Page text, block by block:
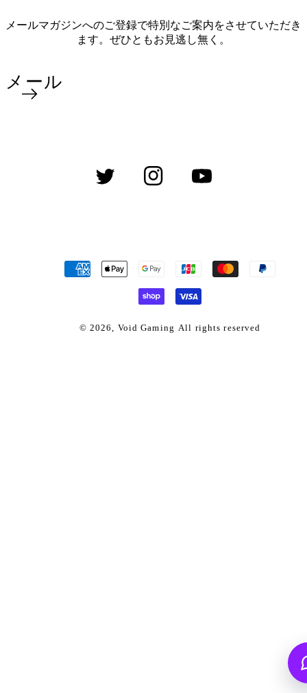
メールマガジンへのご登録で特別なご案内をさせていただき
ます。ぜひともお見逃し無く。
メール
Twitter InstagramYouTube
© 2026, Void Gaming All rights reserved